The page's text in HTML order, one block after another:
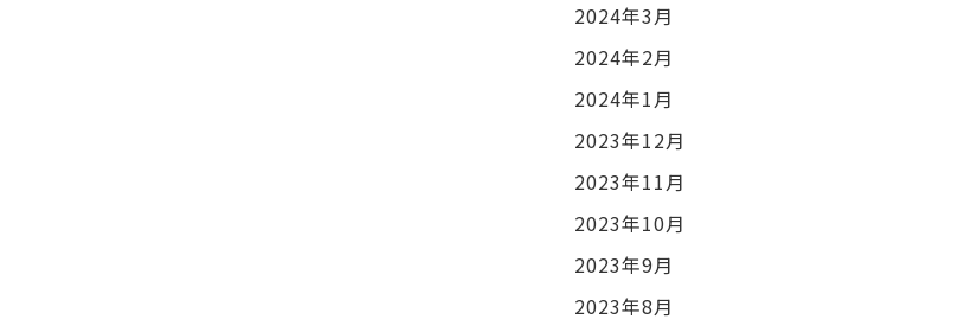
2024年3月
2024年2月
2024年1月
2023年12月
2023年11月
2023年10月
2023年9月
2023年8月